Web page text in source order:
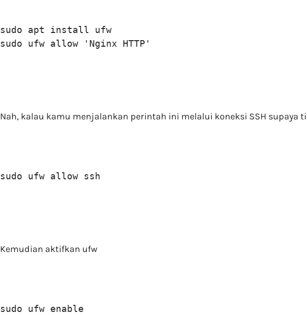
sudo apt install ufw
sudo ufw allow 'Nginx HTTP'
Nah, kalau kamu menjalankan perintah ini melalui koneksi SSH
sudo ufw allow ssh
Kemudian aktifkan ufw
sudo ufw enable